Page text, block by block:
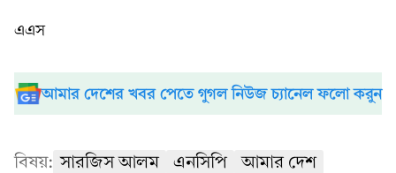
এএস
আমার দেশের খবর পেতে গুগল নিউজ চ্যানেল ফলো করুন
বিষয়: সারজিস আলম এনসিপি আমার দেশ